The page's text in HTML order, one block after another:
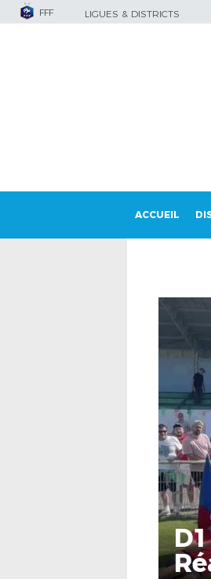
FFF LIGUES & DISTRICTS
ACCUEIL